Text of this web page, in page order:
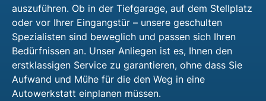
auszuführen. Ob in der Tiefgarage, auf dem Stellplatz
oder vor Ihrer Eingangstür – unsere geschulten
Spezialisten sind beweglich und passen sich Ihren
Bedürfnissen an. Unser Anliegen ist es, Ihnen den
erstklassigen Service zu garantieren, ohne dass Sie
Aufwand und Mühe für die den Weg in eine
Autowerkstatt einplanen müssen.